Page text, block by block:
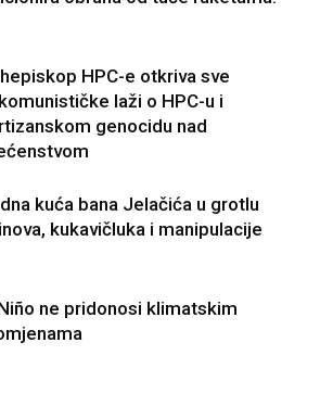
HPC-e otkriva sve
laži o HPC-u i
genocidu nad
kuća bana Jelačića u grotlu
kukavičluka i manipulacije
ne pridonosi klimatskim